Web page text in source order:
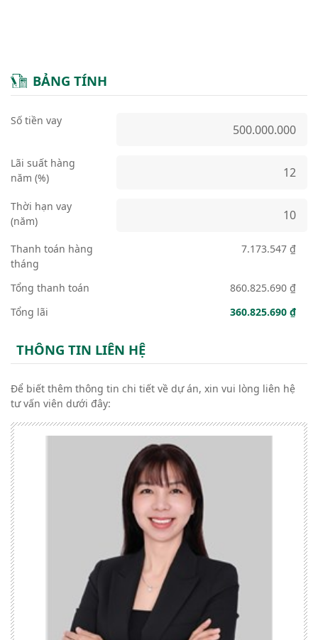
BẢNG TÍNH
Số tiền vay
Lãi suất hàng
năm (%)
Thời hạn vay
(năm)
Thanh toán hàng
tháng
7.173.547 ₫
Tổng thanh toán
860.825.690 ₫
Tổng lãi
360.825.690 ₫
THÔNG TIN LIÊN HỆ
Để biết thêm thông tin chi tiết về dự án, xin vui lòng liên hệ
tư vấn viên dưới đây: